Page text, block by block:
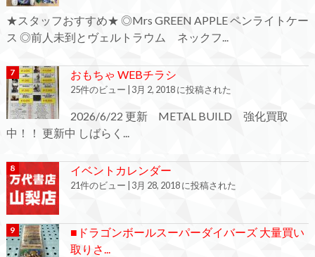
★スタッフおすすめ★ ◎Mrs GREEN APPLE ペンライトケー
ス ◎前人未到とヴェルトラウム ネックフ...
おもちゃ WEBチラシ
25件のビュー 3月 2, 2018 に投稿された
2026/6/22 更新 METAL BUILD 強化買取
中！！ 更新中 しばらく...
イベントカレンダー
21件のビュー 3月 28, 2018 に投稿された
■ドラゴンボールスーパーダイバーズ 大量買い
取りさ...